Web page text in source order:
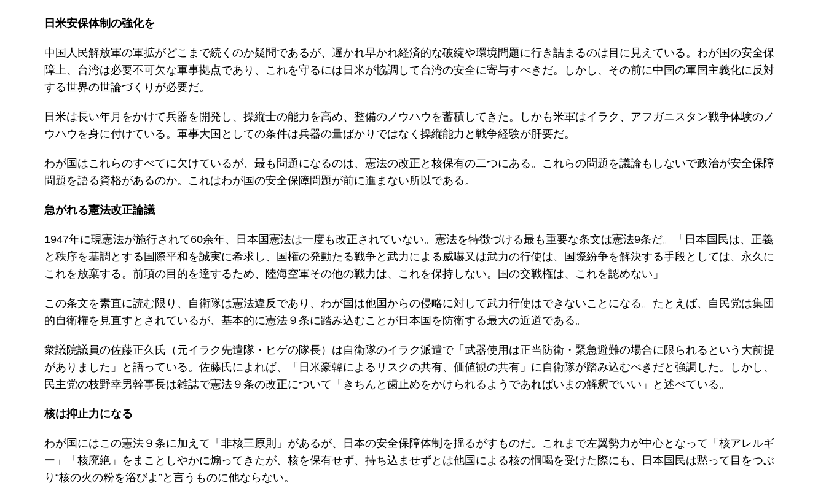
日米安保体制の強化を
中国人民解放軍の軍拡がどこまで続くのか疑問であるが、遅かれ早かれ経済的な破綻や環境問題に行き詰まるのは目に見えている。わが国の安全保
障上、台湾は必要不可欠な軍事拠点であり、これを守るには日米が協調して台湾の安全に寄与すべきだ。しかし、その前に中国の軍国主義化に反対
する世界の世論づくりが必要だ。
日米は長い年月をかけて兵器を開発し、操縦士の能力を高め、整備のノウハウを蓄積してきた。しかも米軍はイラク、アフガニスタン戦争体験のノ
ウハウを身に付けている。軍事大国としての条件は兵器の量ばかりではなく操縦能力と戦争経験が肝要だ。
わが国はこれらのすべてに欠けているが、最も問題になるのは、憲法の改正と核保有の二つにある。これらの問題を議論もしないで政治が安全保障
問題を語る資格があるのか。これはわが国の安全保障問題が前に進まない所以である。
急がれる憲法改正論議
1947年に現憲法が施行されて60余年、日本国憲法は一度も改正されていない。憲法を特徴づける最も重要な条文は憲法9条だ。「日本国民は、正義
と秩序を基調とする国際平和を誠実に希求し、国権の発動たる戦争と武力による威嚇又は武力の行使は、国際紛争を解決する手段としては、永久に
これを放棄する。前項の目的を達するため、陸海空軍その他の戦力は、これを保持しない。国の交戦権は、これを認めない」
この条文を素直に読む限り、自衛隊は憲法違反であり、わが国は他国からの侵略に対して武力行使はできないことになる。たとえば、自民党は集団
的自衛権を見直すとされているが、基本的に憲法９条に踏み込むことが日本国を防衛する最大の近道である。
衆議院議員の佐藤正久氏（元イラク先遣隊・ヒゲの隊長）は自衛隊のイラク派遣で「武器使用は正当防衛・緊急避難の場合に限られるという大前提
がありました」と語っている。佐藤氏によれば、「日米豪韓によるリスクの共有、価値観の共有」に自衛隊が踏み込むべきだと強調した。しかし、
民主党の枝野幸男幹事長は雑誌で憲法９条の改正について「きちんと歯止めをかけられるようであればいまの解釈でいい」と述べている。
核は抑止力になる
わが国にはこの憲法９条に加えて「非核三原則」があるが、日本の安全保障体制を揺るがすものだ。これまで左翼勢力が中心となって「核アレルギ
ー」「核廃絶」をまことしやかに煽ってきたが、核を保有せず、持ち込ませずとは他国による核の恫喝を受けた際にも、日本国民は黙って目をつぶ
り“核の火の粉を浴びよ”と言うものに他ならない。